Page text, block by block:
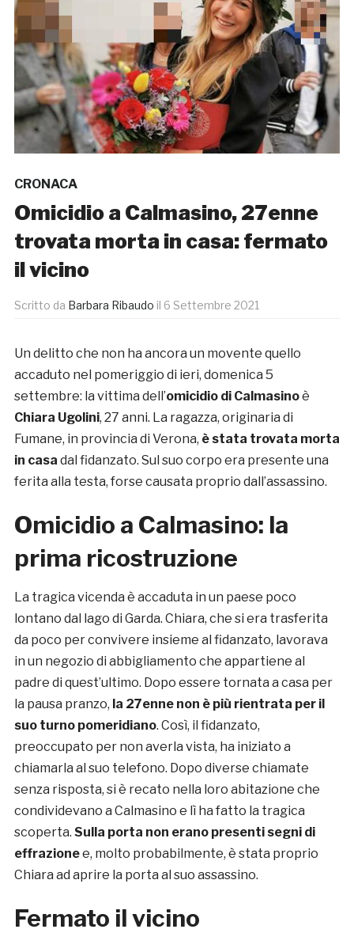
CRONACA
Omicidio a Calmasino, 27enne
trovata morta in casa: fermato
il vicino
Scritto da Barbara Ribaudo il 6 Settembre 2021
Un delitto che non ha ancora un movente quello
accaduto nel pomeriggio di ieri, domenica 5
settembre: la vittima dell’omicidio di Calmasinoè
Chiara Ugolini, 27 anni. La ragazza, originaria di
Fumane, in provincia di Verona, è stata trovata morta
in casa dal fidanzato. Sul suo corpo era presente una
ferita alla testa, forse causata proprio dall’assassino.
Omicidio a Calmasino: la
prima ricostruzione
La tragica vicenda è accaduta in un paese poco
lontano dal lago di Garda. Chiara, che si era trasferita
da poco per convivere insieme al fidanzato, lavorava
in un negozio di abbigliamento che appartiene al
padre di quest’ultimo. Dopo essere tornata a casa per
la pausa pranzo, la 27enne non è più rientrata per il
suo turno pomeridiano. Così, il fidanzato,
preoccupato per non averla vista, ha iniziato a
chiamarla al suo telefono. Dopo diverse chiamate
senza risposta, si è recato nella loro abitazione che
condividevano a Calmasino e lì ha fatto la tragica
scoperta. Sulla porta non erano presenti segni di
effrazionee, molto probabilmente, è stata proprio
Chiara ad aprire la porta al suo assassino.
Fermato il vicino